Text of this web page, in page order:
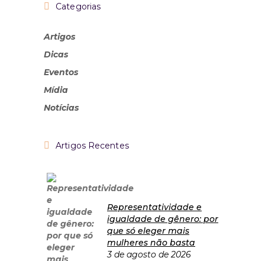
Categorias
Artigos
Dicas
Eventos
Mídia
Notícias
Artigos Recentes
Representatividade e
igualdade de gênero: por
que só eleger mais
mulheres não basta
3 de agosto de 2026